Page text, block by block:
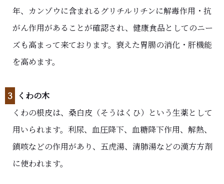
年、カンゾウに含まれるグリチルリチンに解毒作用・抗
がん作用があることが確認され、健康食品としてのニー
ズも高まって来ております。衰えた胃腸の消化・肝機能
を高めます。
３
くわの木
くわの根皮は、桑白皮（そうはくひ）という生薬として
用いられます。利尿、血圧降下、血糖降下作用、解熱、
鎮咳などの作用があり、五虎湯、清肺湯などの漢方方剤
に使われます。